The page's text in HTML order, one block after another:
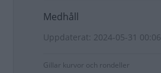
Medhåll
Uppdaterat: 2024-05-31 00:06
Gillar kurvor och rondeller